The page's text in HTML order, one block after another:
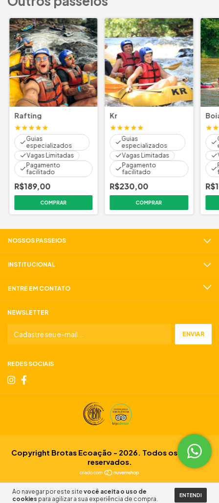
Ao navegar por este site você aceita o uso de
cookies para agilizar a sua experiência de compra. ENTENDI
Rafting
Guias
especializados
Vagas Limitadas
Pagamento
facilitado
R$189,00
COMPRAR
Kr
Guias
especializados
Vagas Limitadas
Pagamento
facilitado
R$230,00
COMPRAR
NOSSOS PASSEIOS
INSTITUCIONAL
ENTRE EM CONTATO
NEWSLETTER
REDES SOCIAIS
Copyright Brotas Ecoação - 2026. Todos os direitos
reservados.